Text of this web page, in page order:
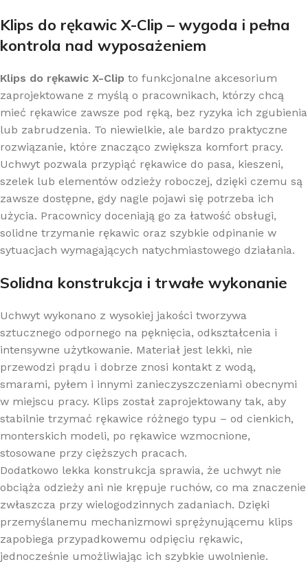
Klips do rękawic X-Clip – wygoda i pełna
kontrola nad wyposażeniem
Klips do rękawic X-Clip to funkcjonalne akcesorium
zaprojektowane z myślą o pracownikach, którzy chcą
mieć rękawice zawsze pod ręką, bez ryzyka ich zgubienia
lub zabrudzenia. To niewielkie, ale bardzo praktyczne
rozwiązanie, które znacząco zwiększa komfort pracy.
Uchwyt pozwala przypiąć rękawice do pasa, kieszeni,
szelek lub elementów odzieży roboczej, dzięki czemu są
zawsze dostępne, gdy nagle pojawi się potrzeba ich
użycia. Pracownicy doceniają go za łatwość obsługi,
solidne trzymanie rękawic oraz szybkie odpinanie w
sytuacjach wymagających natychmiastowego działania.
Solidna konstrukcja i trwałe wykonanie
Uchwyt wykonano z wysokiej jakości tworzywa
sztucznego odpornego na pęknięcia, odkształcenia i
intensywne użytkowanie. Materiał jest lekki, nie
przewodzi prądu i dobrze znosi kontakt z wodą,
smarami, pyłem i innymi zanieczyszczeniami obecnymi
w miejscu pracy. Klips został zaprojektowany tak, aby
stabilnie trzymać rękawice różnego typu – od cienkich,
monterskich modeli, po rękawice wzmocnione,
stosowane przy cięższych pracach.
Dodatkowo lekka konstrukcja sprawia, że uchwyt nie
obciąża odzieży ani nie krępuje ruchów, co ma znaczenie
zwłaszcza przy wielogodzinnych zadaniach. Dzięki
przemyślanemu mechanizmowi sprężynującemu klips
zapobiega przypadkowemu odpięciu rękawic,
jednocześnie umożliwiając ich szybkie uwolnienie.